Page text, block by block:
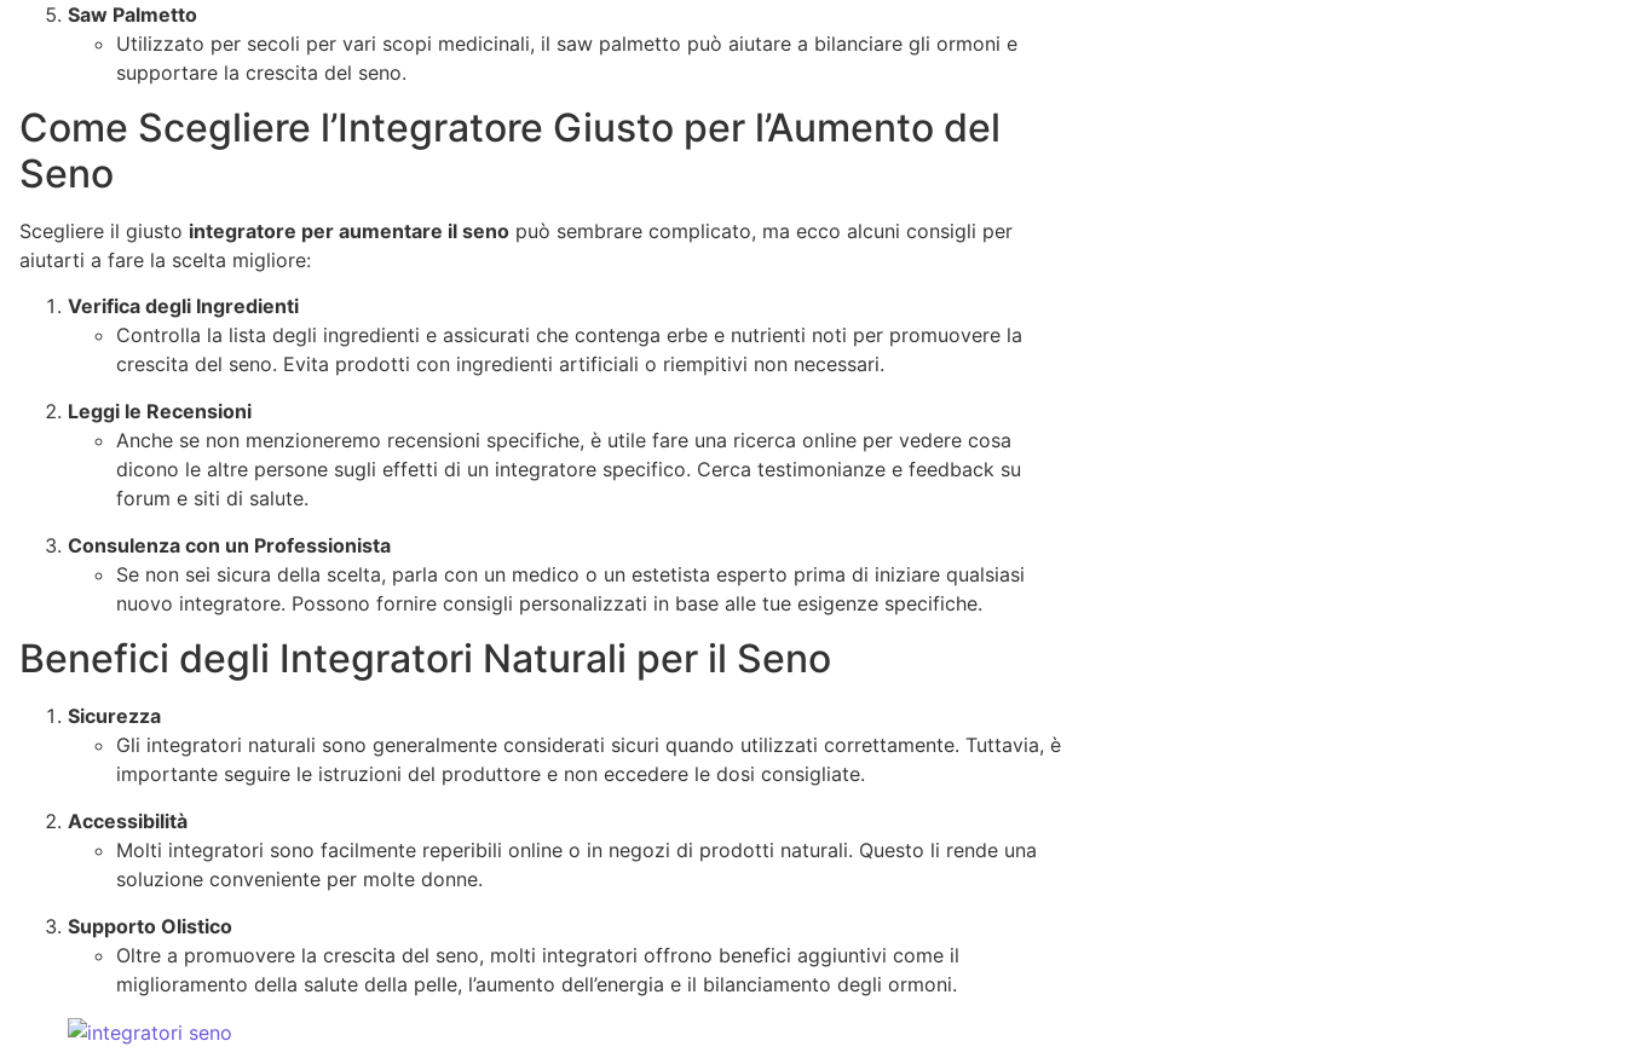
Saw Palmetto
Utilizzato per secoli per vari scopi medicinali, il saw palmetto può aiutare a bilanciare gli ormoni e
supportare la crescita del seno.
Come Scegliere l’Integratore Giusto per l’Aumento del
Seno
Scegliere il giusto integratore per aumentare il seno può sembrare complicato, ma ecco alcuni consigli per
aiutarti a fare la scelta migliore:
Verifica degli Ingredienti
Controlla la lista degli ingredienti e assicurati che contenga erbe e nutrienti noti per promuovere la
crescita del seno. Evita prodotti con ingredienti artificiali o riempitivi non necessari.
Leggi le Recensioni
Anche se non menzioneremo recensioni specifiche, è utile fare una ricerca online per vedere cosa
dicono le altre persone sugli effetti di un integratore specifico. Cerca testimonianze e feedback su
forum e siti di salute.
Consulenza con un Professionista
Se non sei sicura della scelta, parla con un medico o un estetista esperto prima di iniziare qualsiasi
nuovo integratore. Possono fornire consigli personalizzati in base alle tue esigenze specifiche.
Benefici degli Integratori Naturali per il Seno
Sicurezza
Gli integratori naturali sono generalmente considerati sicuri quando utilizzati correttamente. Tuttavia, è
importante seguire le istruzioni del produttore e non eccedere le dosi consigliate.
Accessibilità
Molti integratori sono facilmente reperibili online o in negozi di prodotti naturali. Questo li rende una
soluzione conveniente per molte donne.
Supporto Olistico
Oltre a promuovere la crescita del seno, molti integratori offrono benefici aggiuntivi come il
miglioramento della salute della pelle, l’aumento dell’energia e il bilanciamento degli ormoni.